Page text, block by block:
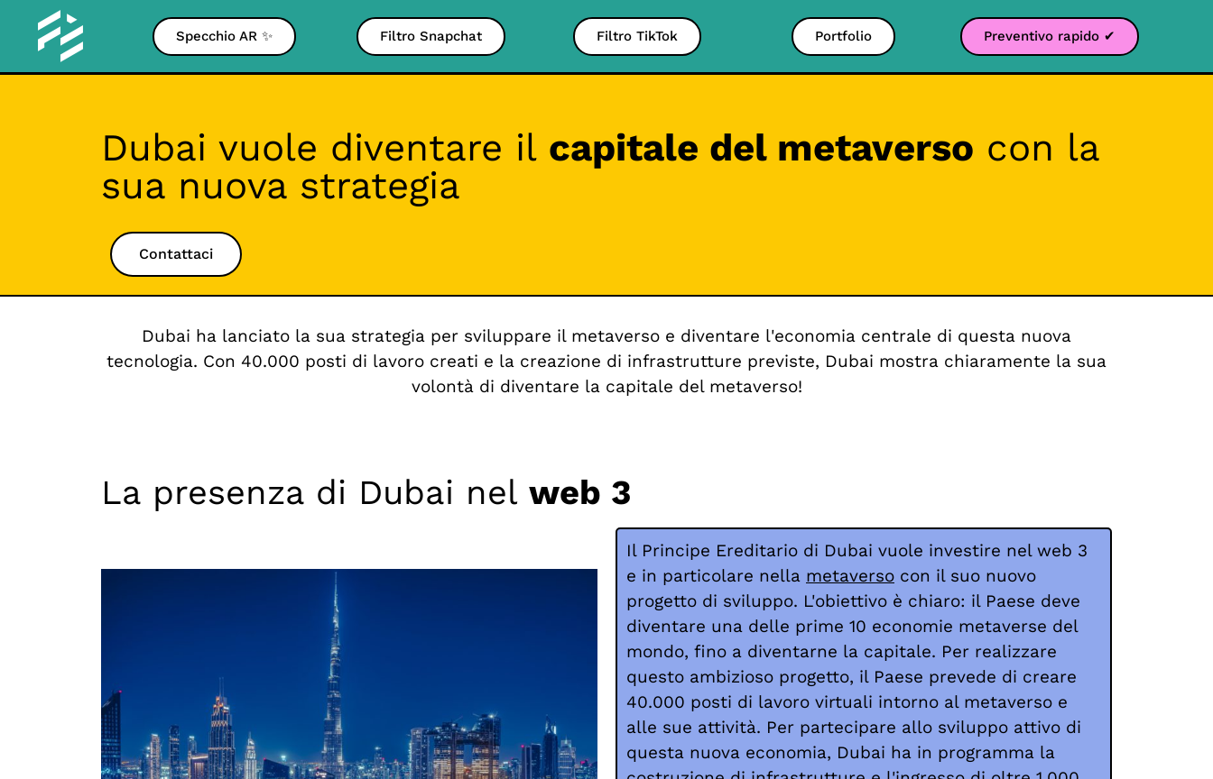
Specchio AR ✨ Filtro Snapchat Filtro TikTok Portfolio Preventivo rapido ✔
Dubai vuole diventare il capitale del metaverso con la
sua nuova strategia
Contattaci
Dubai ha lanciato la sua strategia per sviluppare il metaverso e diventare l'economia centrale di questa nuova
tecnologia. Con 40.000 posti di lavoro creati e la creazione di infrastrutture previste, Dubai mostra chiaramente la sua
volontà di diventare la capitale del metaverso!
La presenza di Dubai nel web 3
Il Principe Ereditario di Dubai vuole investire nel web 3
e in particolare nella metaverso con il suo nuovo
progetto di sviluppo. L'obiettivo è chiaro: il Paese deve
diventare una delle prime 10 economie metaverse del
mondo, fino a diventarne la capitale. Per realizzare
questo ambizioso progetto, il Paese prevede di creare
40.000 posti di lavoro virtuali intorno al metaverso e
alle sue attività. Per partecipare allo sviluppo attivo di
questa nuova economia, Dubai ha in programma la